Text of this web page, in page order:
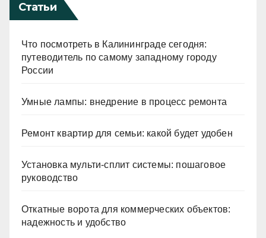
Статьи
Что посмотреть в Калининграде сегодня:
путеводитель по самому западному городу
России
Умные лампы: внедрение в процесс ремонта
Ремонт квартир для семьи: какой будет удобен
Установка мульти-сплит системы: пошаговое
руководство
Откатные ворота для коммерческих объектов:
надежность и удобство